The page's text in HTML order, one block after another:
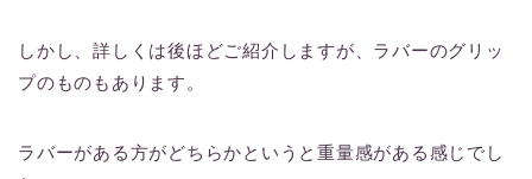
しかし、詳しくは後ほどご紹介しますが、ラバーのグリッ
プのものもあります。
ラバーがある方がどちらかというと重量感がある感じでし